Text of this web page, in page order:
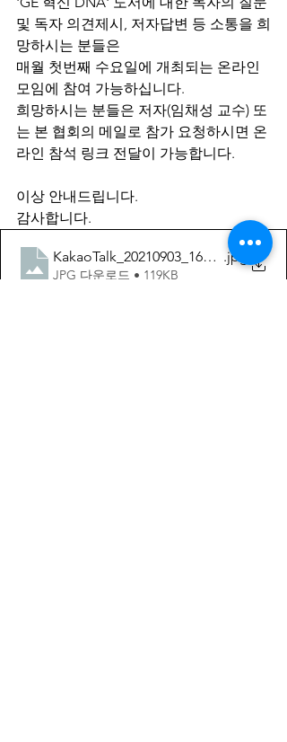
및 독자 의견제시, 저자답변 등 소통을 희
망하시는 분들은
매월 첫번째 수요일에 개최되는 온라인
모임에 참여 가능하십니다.
희망하시는 분들은 저자(임채성 교수) 또
는 본 협회의 메일로 참가 요청하시면 온
라인 참석 링크 전달이 가능합니다.
이상 안내드립니다.
감사합니다.
.jpg
JPG 다운로드 • 119KB